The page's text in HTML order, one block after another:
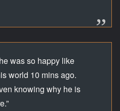
was so happy like
world 10 mins ago.
knowing why he is